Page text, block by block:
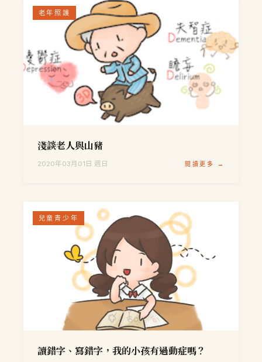
老年照護
淺談老人與山豬
2020年03月01日 週日 閱讀更多 →
兒童青少年
讀錯字、寫錯字，我的小孩有過動症嗎？